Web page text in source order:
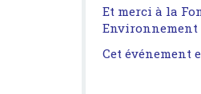
Et merci à la
Environnement
Cet événement